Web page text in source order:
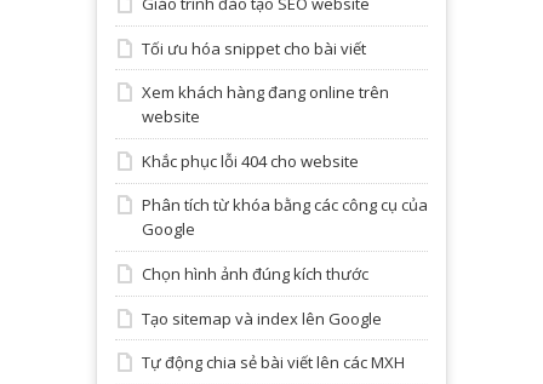
Tối ưu hóa snippet cho bài viết
Xem khách hàng đang online trên
website
Khắc phục lỗi 404 cho website
Phân tích từ khóa bằng các công cụ của
Google
Chọn hình ảnh đúng kích thước
Tạo sitemap và index lên Google
Tự động chia sẻ bài viết lên các MXH